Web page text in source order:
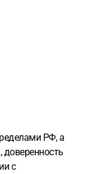
РФ, а
доверенность
с